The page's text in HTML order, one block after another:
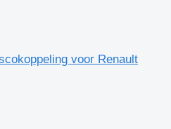
voor Renault